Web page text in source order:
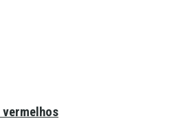
vermelhos